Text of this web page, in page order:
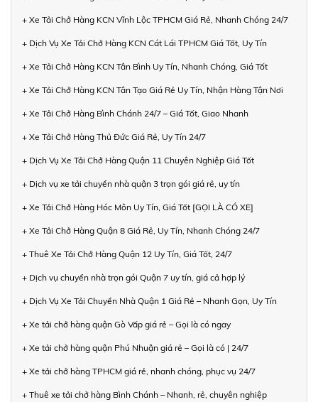
+ Xe Tải Chở Hàng KCN Vĩnh Lộc TPHCM Giá Rẻ, Nhanh Chóng 24/7
+ Dịch Vụ Xe Tải Chở Hàng KCN Cát Lái TPHCM Giá Tốt, Uy Tín
+ Xe Tải Chở Hàng KCN Tân Bình Uy Tín, Nhanh Chóng, Giá Tốt
+ Xe Tải Chở Hàng KCN Tân Tạo Giá Rẻ Uy Tín, Nhận Hàng Tận Nơi
+ Xe Tải Chở Hàng Bình Chánh 24/7 – Giá Tốt, Giao Nhanh
+ Xe Tải Chở Hàng Thủ Đức Giá Rẻ, Uy Tín 24/7
+ Dịch Vụ Xe Tải Chở Hàng Quận 11 Chuyên Nghiệp Giá Tốt
+ Dịch vụ xe tải chuyển nhà quận 3 trọn gói giá rẻ, uy tín
+ Xe Tải Chở Hàng Hóc Môn Uy Tín, Giá Tốt [GỌI LÀ CÓ XE]
+ Xe Tải Chở Hàng Quận 8 Giá Rẻ, Uy Tín, Nhanh Chóng 24/7
+ Thuê Xe Tải Chở Hàng Quận 12 Uy Tín, Giá Tốt, 24/7
+ Dịch vụ chuyển nhà trọn gói Quận 7 uy tín, giá cả hợp lý
+ Dịch Vụ Xe Tải Chuyển Nhà Quận 1 Giá Rẻ – Nhanh Gọn, Uy Tín
+ Xe tải chở hàng quận Gò Vấp giá rẻ – Gọi là có ngay
+ Xe tải chở hàng quận Phú Nhuận giá rẻ – Gọi là có | 24/7
+ Xe tải chở hàng TPHCM giá rẻ, nhanh chóng, phục vụ 24/7
+ Thuê xe tải chở hàng Bình Chánh – Nhanh, rẻ, chuyên nghiệp